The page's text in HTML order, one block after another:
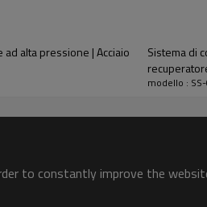
a spirale. La speciale struttura a
di calore coassiale sono stabili
ad alta pressione | Acciaio
Sistema di
modello :
to constantly improve the